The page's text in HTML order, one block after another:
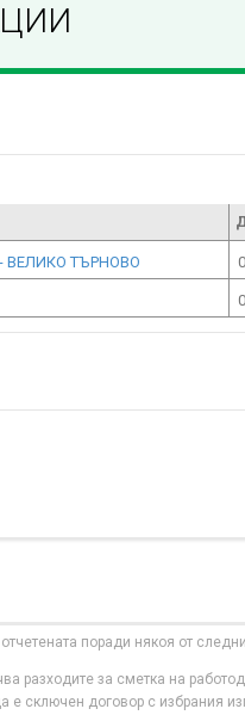
ВЕЛИКО ТЪРНОВО
поради някоя от
разходите за сметка на
е сключен договор с избрания